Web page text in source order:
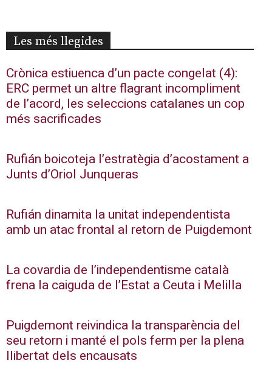
Les més llegides
Crònica estiuenca d’un pacte congelat (4):
ERC permet un altre flagrant incompliment
de l’acord, les seleccions catalanes un cop
més sacrificades
Rufián boicoteja l’estratègia d’acostament a
Junts d’Oriol Junqueras
Rufián dinamita la unitat independentista
amb un atac frontal al retorn de Puigdemont
La covardia de l’independentisme català
frena la caiguda de l’Estat a Ceuta i Melilla
Puigdemont reivindica la transparència del
seu retorn i manté el pols ferm per la plena
llibertat dels encausats